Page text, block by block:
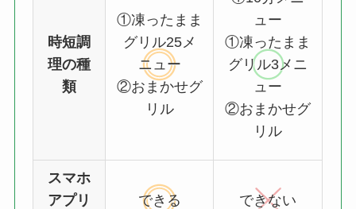
時短調
理の種
類
①凍ったまま
グリル25メ
ニュー
②おまかせグ
リル
ュー
①凍ったまま
グリル3メニ
ュー
②おまかせグ
リル
スマホ
アプリ
できる できない